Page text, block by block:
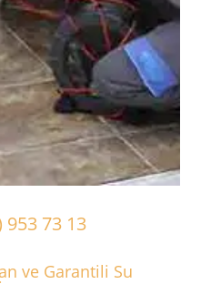
953 73 13
ve Garantili Su